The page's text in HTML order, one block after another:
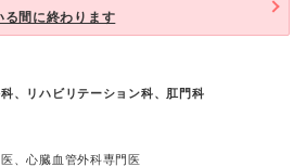
る間に終わります
、リハビリテーション科、肛門科
、心臓血管外科専門医